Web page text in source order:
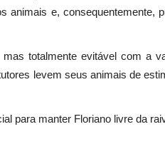
animais e, consequentemente,
totalmente evitável com a
levem seus animais de
para manter Floriano livre da